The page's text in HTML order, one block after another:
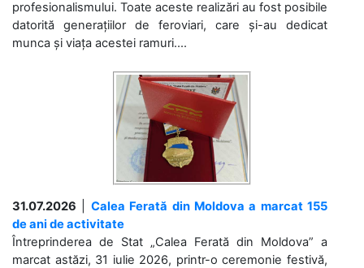
profesionalismului. Toate aceste realizări au fost posibile
datorită generațiilor de feroviari, care și-au dedicat
munca și viața acestei ramuri....
31.07.2026
Calea Ferată din Moldova a marcat 155
de ani de activitate
Întreprinderea de Stat „Calea Ferată din Moldova” a
marcat astăzi, 31 iulie 2026, printr-o ceremonie festivă,